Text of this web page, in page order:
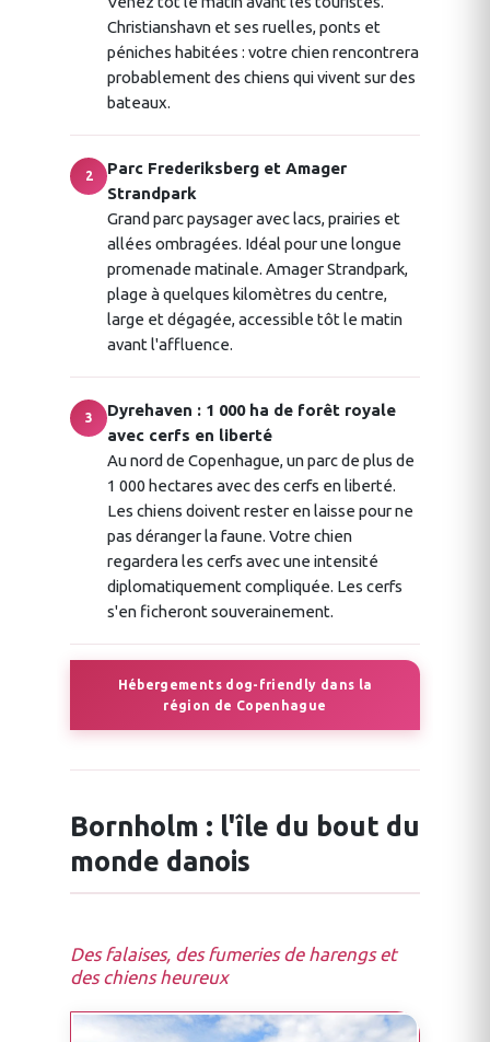
Christianshavn et ses ruelles, ponts et
péniches habitées : votre chien rencontrera
probablement des chiens qui vivent sur des
bateaux.
2
Parc Frederiksberg et Amager
Strandpark
Grand parc paysager avec lacs, prairies et
allées ombragées. Idéal pour une longue
promenade matinale. Amager Strandpark,
plage à quelques kilomètres du centre,
large et dégagée, accessible tôt le matin
avant l'affluence.
3
Dyrehaven : 1 000 ha de forêt royale
avec cerfs en liberté
Au nord de Copenhague, un parc de plus de
1 000 hectares avec des cerfs en liberté.
Les chiens doivent rester en laisse pour ne
pas déranger la faune. Votre chien
regardera les cerfs avec une intensité
diplomatiquement compliquée. Les cerfs
s'en ficheront souverainement.
Hébergements dog-friendly dans la
région de Copenhague
Bornholm : l'île du bout du
monde danois
Des falaises, des fumeries de harengs et
des chiens heureux